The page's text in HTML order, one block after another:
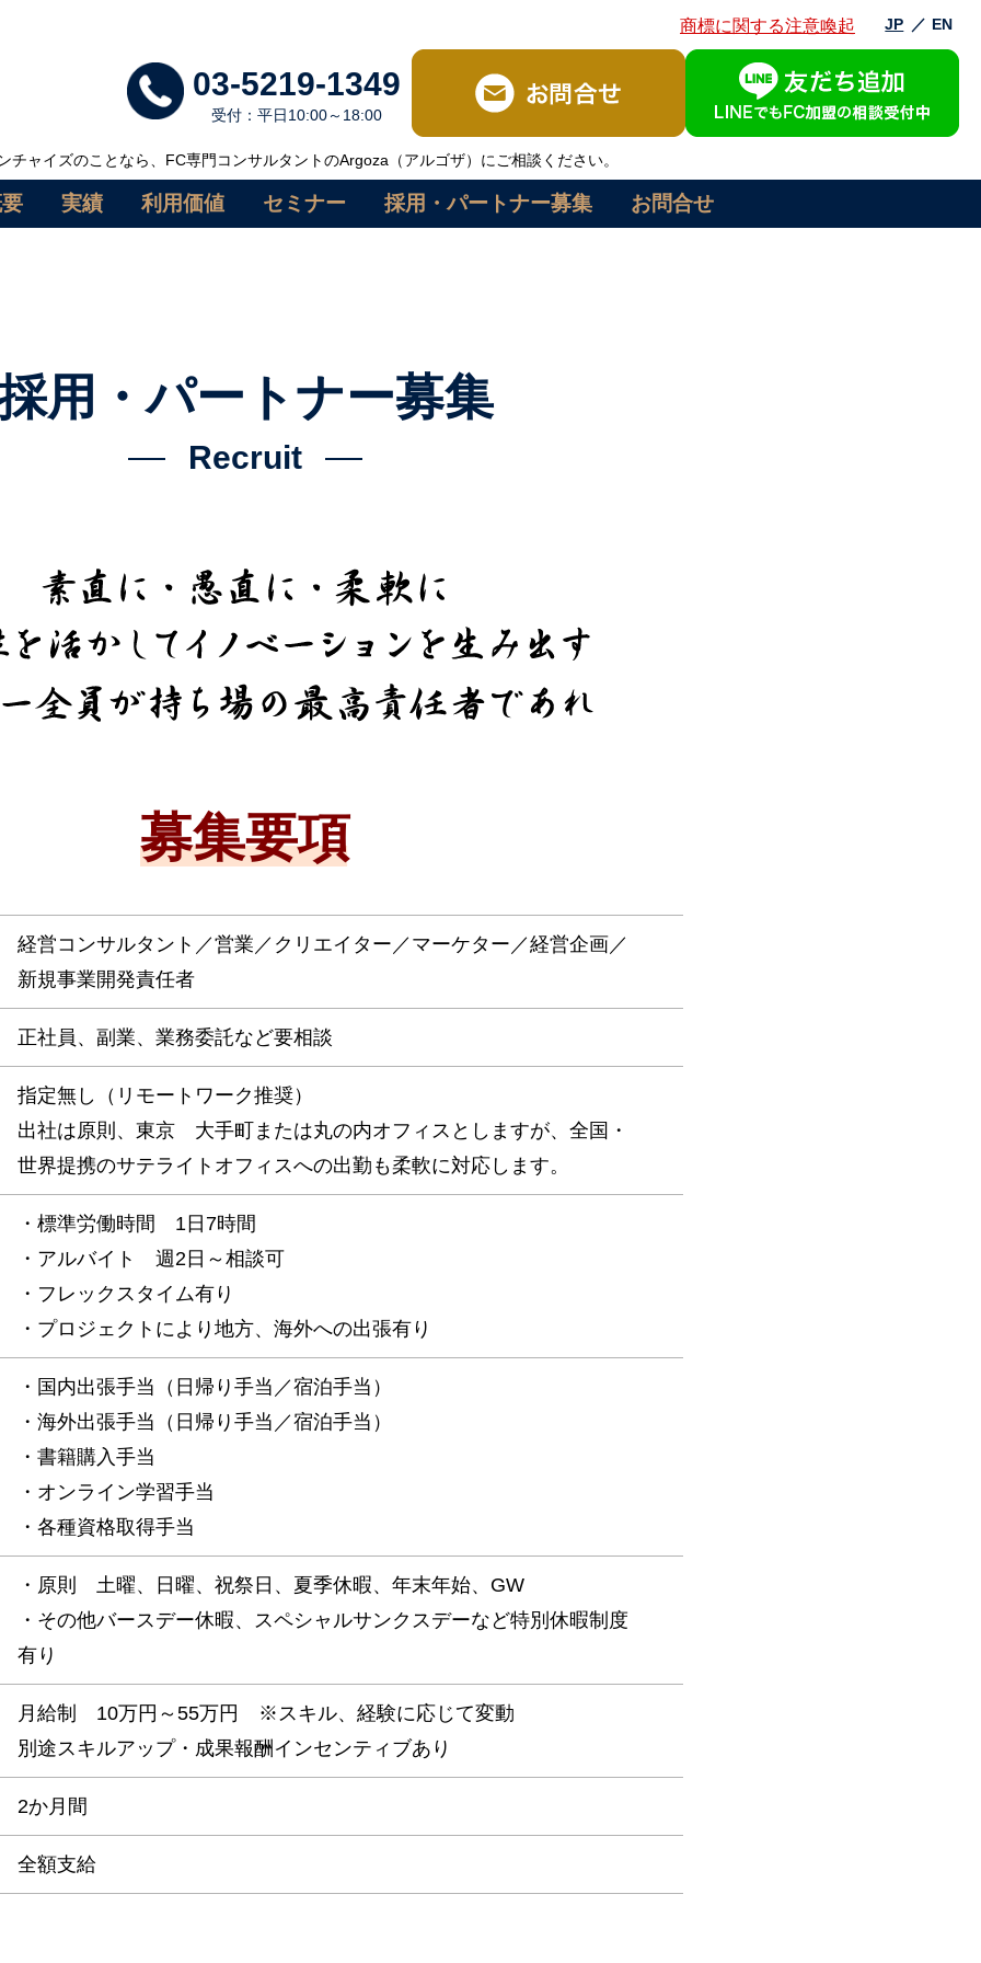
商標に関する注意喚起 JP ／ EN
03-5219-1349
受付：平日10:00～18:00
ャイズのことなら、FC専門コンサルタントのArgoza（アルゴザ）にご相談ください。
実績 利用価値 セミナー 採用・パートナー募集 お問合せ
用・パートナー募集
Recruit
募集要項
経営コンサルタント／営業／クリエイター／マーケター／経営企画／
新規事業開発責任者
正社員、副業、業務委託など要相談
指定無し（リモートワーク推奨）
出社は原則、東京 大手町または丸の内オフィスとしますが、全国・
世界提携のサテライトオフィスへの出勤も柔軟に対応します。
・標準労働時間 1日7時間
・アルバイト 週2日～相談可
・フレックスタイム有り
・プロジェクトにより地方、海外への出張有り
・国内出張手当（日帰り手当／宿泊手当）
・海外出張手当（日帰り手当／宿泊手当）
・書籍購入手当
・オンライン学習手当
・各種資格取得手当
・原則 土曜、日曜、祝祭日、夏季休暇、年末年始、GW
・その他バースデー休暇、スペシャルサンクスデーなど特別休暇制度
有り
月給制 10万円～55万円 ※スキル、経験に応じて変動
別途スキルアップ・成果報酬インセンティブあり
2か月間
全額支給